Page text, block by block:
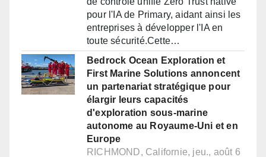
pour l'IA de Primary, aidant ainsi les
entreprises à développer l'IA en
toute sécurité.Cette…
Bedrock Ocean Exploration et
First Marine Solutions annoncent
un partenariat stratégique pour
élargir leurs capacités
d'exploration sous-marine
autonome au Royaume-Uni et en
Europe
RICHMOND, Californie, jeu., août 6